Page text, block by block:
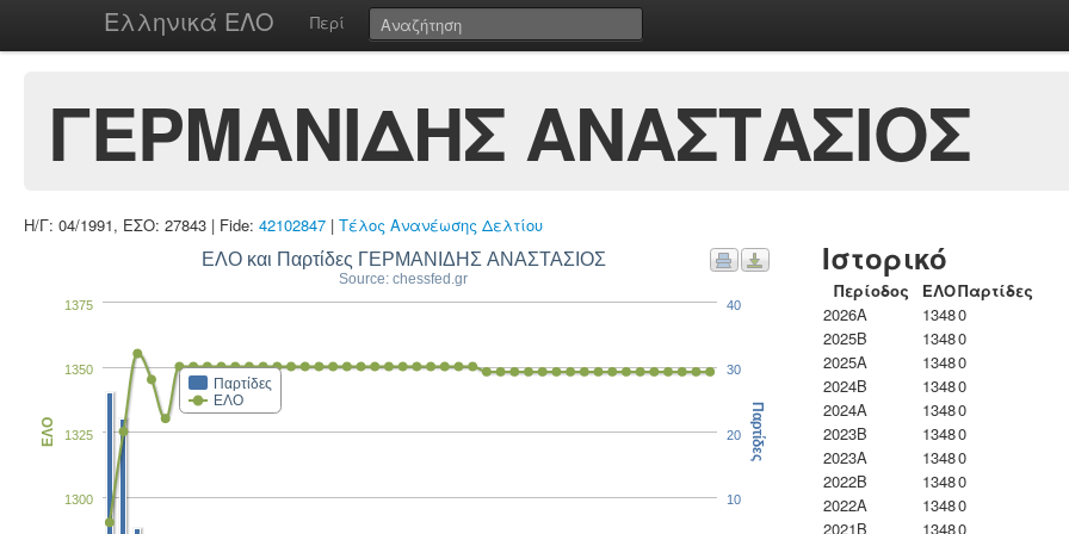
Ελληνικά ΕΛΟ Περί
ΓΕΡΜΑΝΙΔΗΣ ΑΝΑΣΤΑΣΙΟΣ
Η/Γ: 04/1991, ΕΣΟ: 27843 | Fide: 42102847 | Τέλος Ανανέωσης Δελτίου
ΕΛΟ και Παρτίδες ΓΕΡΜΑΝΙΔΗΣ ΑΝΑΣΤΑΣΙΟΣ
Source: chessfed.gr
Παρτίδες
ΕΛΟ
1300
1325
1350
1375
ΕΛΟ
10
20
30
40
Παρτίδες
Ιστορικό
Περίοδος ΕΛΟΠαρτίδες
2026A
13480
2025B
13480
2025A
13480
2024B
13480
2024A
13480
2023B
13480
2023Α
13480
2022B
13480
2022A
13480
2021B
13480